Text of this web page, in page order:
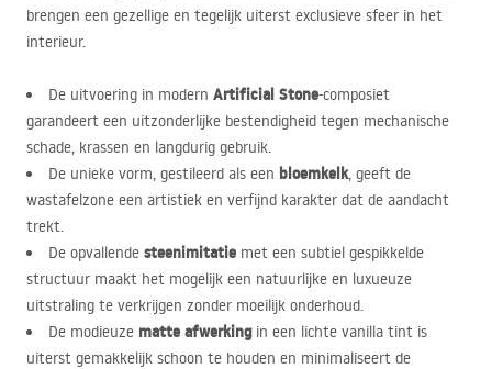
brengen een gezellige en tegelijk uiterst exclusieve sfeer in het
interieur.
De uitvoering in modern Artificial Stone-composiet
garandeert een uitzonderlijke bestendigheid tegen mechanische
schade, krassen en langdurig gebruik.
De unieke vorm, gestileerd als een bloemkelk, geeft de
wastafelzone een artistiek en verfijnd karakter dat de aandacht
trekt.
De opvallende steenimitatie met een subtiel gespikkelde
structuur maakt het mogelijk een natuurlijke en luxueuze
uitstraling te verkrijgen zonder moeilijk onderhoud.
De modieuze matte afwerkingin een lichte vanilla tint is
uiterst gemakkelijk schoon te houden en minimaliseert de